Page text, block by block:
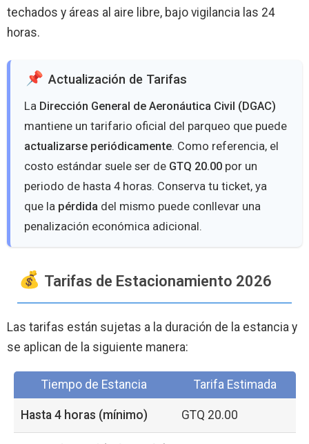
techados y áreas al aire libre, bajo vigilancia las 24
horas.
Actualización de Tarifas
La Dirección General de Aeronáutica Civil (DGAC)
mantiene un tarifario oficial del parqueo que puede
actualizarse periódicamente. Como referencia, el
costo estándar suele ser de GTQ 20.00 por un
periodo de hasta 4 horas. Conserva tu ticket, ya
que la pérdida del mismo puede conllevar una
penalización económica adicional.
Tarifas de Estacionamiento 2026
Las tarifas están sujetas a la duración de la estancia y
se aplican de la siguiente manera:
Tiempo de Estancia Tarifa Estimada
Hasta 4 horas (mínimo) GTQ 20.00